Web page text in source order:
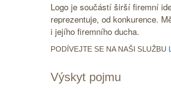
Logo je součástí širší firemní
reprezentuje, od konkurence.
i jejího firemního ducha.
PODÍVEJTE SE NA NAŠI SLUŽBU
Výskyt pojmu